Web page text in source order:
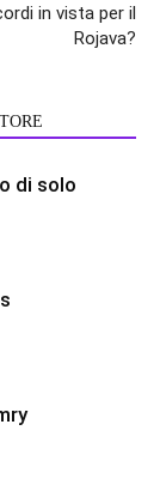
in vista per il
Rojava?
di solo